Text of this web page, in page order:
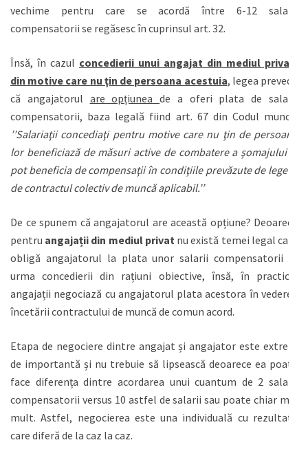
vechime pentru care se acordă între 6-12 salarii
compensatorii se regăsesc în cuprinsul art. 32.
Însă, în cazul concedierii unui angajat din mediul privat,
din motive care nu ţin de persoana acestuia, legea prevede
că angajatorul are opțiuneade a oferi plata de salarii
compensatorii, baza legală fiind art. 67 din Codul muncii:
’’Salariaţii concediaţi pentru motive care nu ţin de persoana
lor beneficiază de măsuri active de combatere a şomajului şi
pot beneficia de compensaţii în condiţiile prevăzute de lege şi
de contractul colectiv de muncă aplicabil.’’
De ce spunem că angajatorul are această opțiune? Deoarece
pentru angajații din mediul privat nu există temei legal care
obligă angajatorul la plata unor salarii compensatorii în
urma concedierii din rațiuni obiective, însă, în practică,
angajații negociază cu angajatorul plata acestora în vederea
încetării contractului de muncă de comun acord.
Etapa de negociere dintre angajat și angajator este extrem
de importantă și nu trebuie să lipsească deoarece ea poate
face diferența dintre acordarea unui cuantum de 2 salarii
compensatorii versus 10 astfel de salarii sau poate chiar mai
mult. Astfel, negocierea este una individuală cu rezultate
care diferă de la caz la caz.